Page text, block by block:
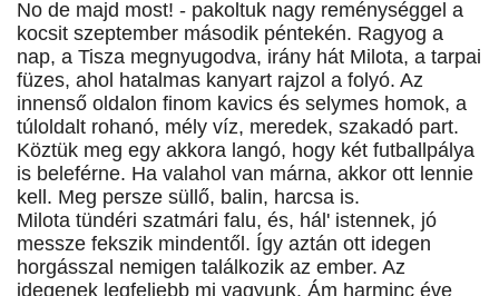
No de majd most! - pakoltuk nagy reménységgel a
kocsit szeptember második péntekén. Ragyog a
nap, a Tisza megnyugodva, irány hát Milota, a tarpai
füzes, ahol hatalmas kanyart rajzol a folyó. Az
innenső oldalon finom kavics és selymes homok, a
túloldalt rohanó, mély víz, meredek, szakadó part.
Köztük meg egy akkora langó, hogy két futballpálya
is beleférne. Ha valahol van márna, akkor ott lennie
kell. Meg persze süllő, balin, harcsa is.
Milota tündéri szatmári falu, és, hál' istennek, jó
messze fekszik mindentől. Így aztán ott idegen
horgásszal nemigen találkozik az ember. Az
idegenek legfeljebb mi vagyunk. Ám harminc éve